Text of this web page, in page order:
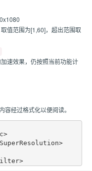
值范围为[1,60]，超出范围取
速效果，仍按照当前功能计
容经过格式化以便阅读。